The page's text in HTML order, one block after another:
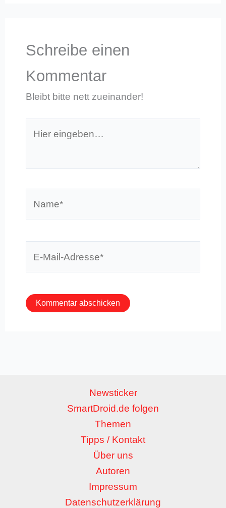
Schreibe einen
Kommentar
Bleibt bitte nett zueinander!
eingeben…
Newsticker
SmartDroid.de folgen
Themen
Tipps / Kontakt
Über uns
Autoren
Impressum
Datenschutzerklärung